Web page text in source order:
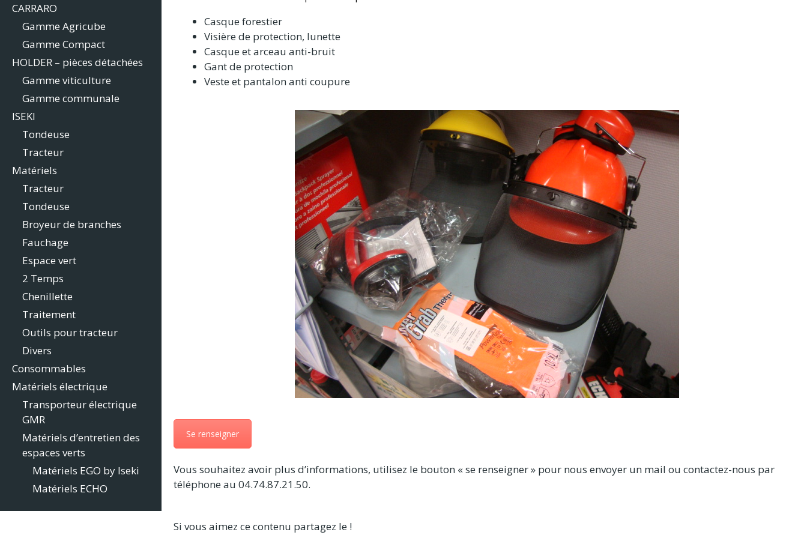
Casque forestier
Visière de protection, lunette
Casque et arceau anti-bruit
Gant de protection
Veste et pantalon anti coupure
Se renseigner
Vous souhaitez avoir plus d’informations, utilisez le bouton « se renseigner » pour nous envoyer un mail ou contactez-nous par
téléphone au 04.74.87.21.50.
Si vous aimez ce contenu partagez le !
CARRARO
Gamme Agricube
Gamme Compact
HOLDER – pièces détachées
Gamme viticulture
Gamme communale
ISEKI
Tondeuse
Tracteur
Matériels
Tracteur
Tondeuse
Broyeur de branches
Fauchage
Espace vert
2 Temps
Chenillette
Traitement
Outils pour tracteur
Divers
Consommables
Matériels électrique
Transporteur électrique
GMR
Matériels d’entretien des
espaces verts
Matériels EGO by Iseki
Matériels ECHO